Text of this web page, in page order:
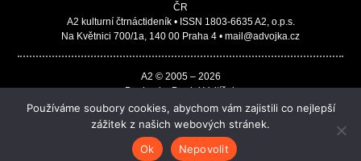
ČR
A2 kulturní čtrnáctideník • ISSN 1803-6635 A2, o.p.s.
Na Květnici 700/1a, 140 00 Praha 4 • mail@advojka.cz
A2 © 2005 – 2026
Design by Daniel Vojtíšek
Built by JASA-IT & ChSoft
Používáme soubory cookies, abychom vám zajistili co nejlepší
zážitek z našich webových stránek.
Ok
Nepovolit